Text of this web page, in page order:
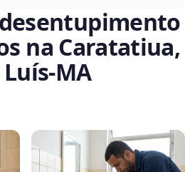
na Caratatiua,